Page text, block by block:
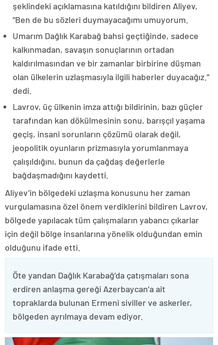
şeklindeki açıklamasına katıldığını bildiren Aliyev,
“Ben de bu sözleri duymayacağımı umuyorum.
Umarım Dağlık Karabağ bahsi geçtiğinde, sadece
kalkınmadan, savaşın sonuçlarının ortadan
kaldırılmasından ve bir zamanlar birbirine düşman
olan ülkelerin uzlaşmasıyla ilgili haberler duyacağız.”
dedi.
Lavrov, üç ülkenin imza attığı bildirinin, bazı güçler
tarafından kan dökülmesinin sonu, barışçıl yaşama
geçiş, insani sorunların çözümü olarak değil,
jeopolitik oyunların prizmasıyla yorumlanmaya
çalışıldığını, bunun da çağdaş değerlerle
bağdaşmadığını kaydetti.
Aliyev’in bölgedeki uzlaşma konusunu her zaman
vurgulamasına özel önem verdiklerini bildiren Lavrov,
bölgede yapılacak tüm çalışmaların yabancı çıkarlar
için değil bölge insanlarına yönelik olduğundan emin
olduğunu ifade etti.
Öte yandan Dağlık Karabağ’da çatışmaları sona
erdiren anlaşma gereği Azerbaycan’a ait
topraklarda bulunan Ermeni siviller ve askerler,
bölgeden ayrılmaya devam ediyor.